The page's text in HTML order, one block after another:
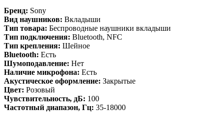
Бренд: Sony
Вид наушников: Вкладыши
Тип товара: Беспроводные наушники вкладыши
Тип подключения: Bluetooth, NFC
Тип крепления: Шейное
Bluetooth: Есть
Шумоподавление: Нет
Наличие микрофона: Есть
Акустическое оформление: Закрытые
Цвет: Розовый
Чувствительность, дБ: 100
Частотный диапазон, Гц: 35-18000